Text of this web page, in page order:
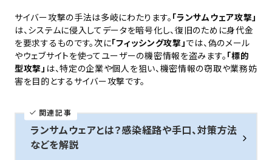
サイバー攻撃の手法は多岐にわたります。 「ランサムウェア攻撃」
は、システムに侵入してデータを暗号化し、復旧のために身代金
を要求するものです。次に「フィッシング攻撃」では、偽のメール
やウェブサイトを使ってユーザーの機密情報を盗みます。 「標的
型攻撃」 は、特定の企業や個人を狙い、機密情報の窃取や業務妨
害を目的とするサイバー攻撃です。
関連記事
ランサムウェアとは？感染経路や手口、対策方法
などを解説